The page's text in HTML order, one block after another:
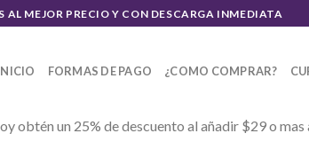
MEJOR PRECIO Y CON DESCARGA INMEDIATA
FORMAS DE PAGO ¿COMO COMPRAR?
obtén un 25% de descuento al añadir $29 o